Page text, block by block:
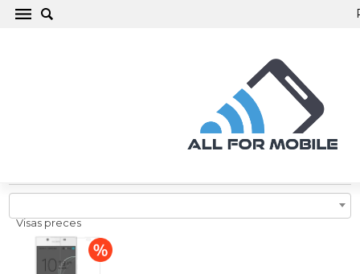
Sony Xperia L1 Telefona maciņi, vāciņi,
Visas preces